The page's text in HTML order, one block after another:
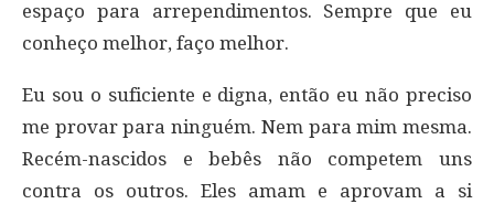
espaço para arrependimentos. Sempre que eu
conheço melhor, faço melhor.
Eu sou o suficiente e digna, então eu não preciso
me provar para ninguém. Nem para mim mesma.
Recém-nascidos e bebês não competem uns
contra os outros. Eles amam e aprovam a si